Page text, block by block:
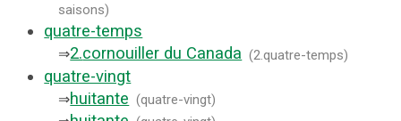
saisons)
quatre-temps
⇒2.cornouiller du Canada (2.quatre-temps)
quatre-vingt
⇒huitante (quatre-vingt)